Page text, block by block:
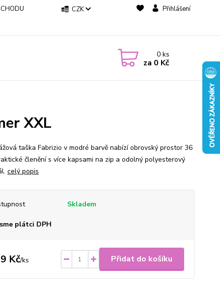
CZK Přihlášení
0ks
za 0 Kč
XXL
taška Fabrizio v modré barvě nabízí obrovský prostor 36
členění s více kapsami na zip a odolný polyesterový
celý popis
Skladem
plátci DPH
Kč/ks Přidat do košíku